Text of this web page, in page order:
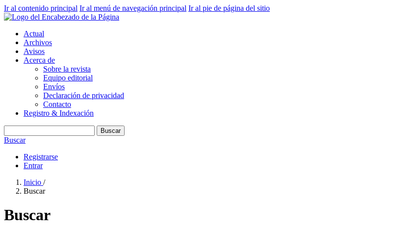
Ir al contenido principal Ir al menú de navegación principal Ir al pie de página del sitio
Actual
Archivos
Avisos
Acerca de
Sobre la revista
Equipo editorial
Envíos
Declaración de privacidad
Contacto
Registro & Indexación
Buscar
Buscar
Registrarse
Entrar
Inicio /
Buscar
Buscar